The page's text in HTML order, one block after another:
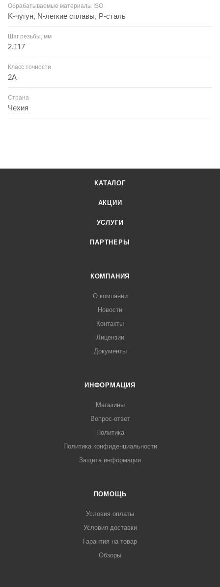
Обрабатываемые материалы ISO
K-чугун, N-легкие сплавы, P-сталь
Шаг резьбы, мм
2.117
Класс точности
2А
Страна
Чехия
КАТАЛОГ
АКЦИИ
УСЛУГИ
ПАРТНЕРЫ
КОМПАНИЯ
О компании
Новости
Контакты
Лицензии
Документы
ИНФОРМАЦИЯ
Магазины
Вопрос-ответ
Политика
Политика конфиденциальности
Защита информации
ПОМОЩЬ
Условия оплаты
Условия доставки
Гарантия на товар
Обзоры